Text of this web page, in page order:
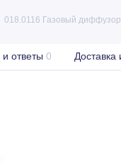
018.0116 Газовый
ответы 0 Доставка